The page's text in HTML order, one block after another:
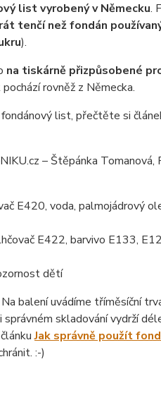
list vyrobený v Německu.
tenčí než fondán
).
na tiskárně přizpůsobené
rovněž z Německa.
list, přečtěte si
– Štěpánka
E420, voda, palmojádrový
E422, barvivo E133,
dětí
balení uvádíme tříměsíční
skladování vydrží
Jak správně použít
:-)